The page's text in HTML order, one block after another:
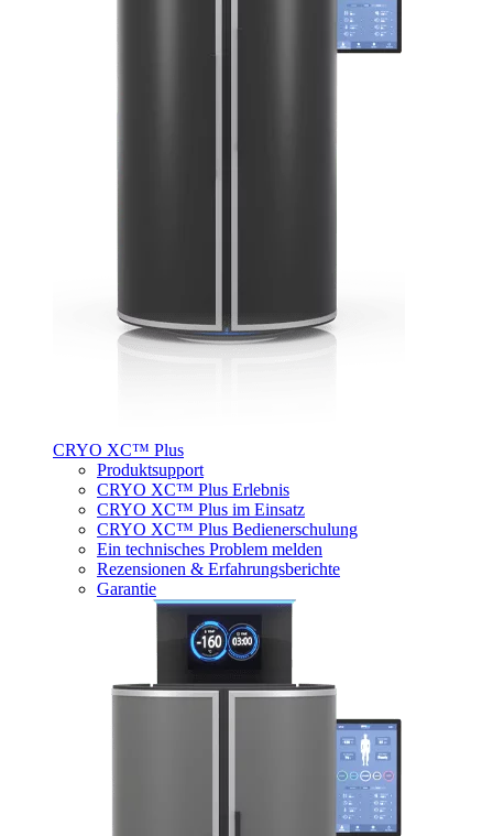
CRYO XC™ Plus
Produktsupport
CRYO XC™ Plus Erlebnis
CRYO XC™ Plus im Einsatz
CRYO XC™ Plus Bedienerschulung
Ein technisches Problem melden
Rezensionen & Erfahrungsberichte
Garantie